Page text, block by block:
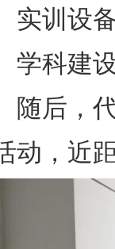
实训设
学科建
随后，
动，近